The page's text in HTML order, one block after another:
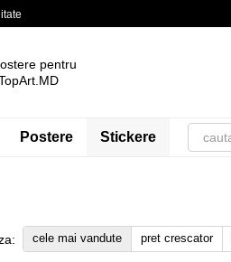
Postere Stickere
cele mai vandute pret crescator